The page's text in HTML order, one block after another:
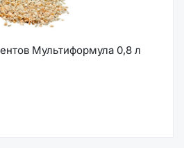
Мультиформула 0,8 л